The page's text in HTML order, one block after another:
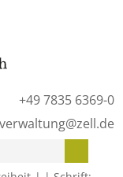
+49 7835 6369-0